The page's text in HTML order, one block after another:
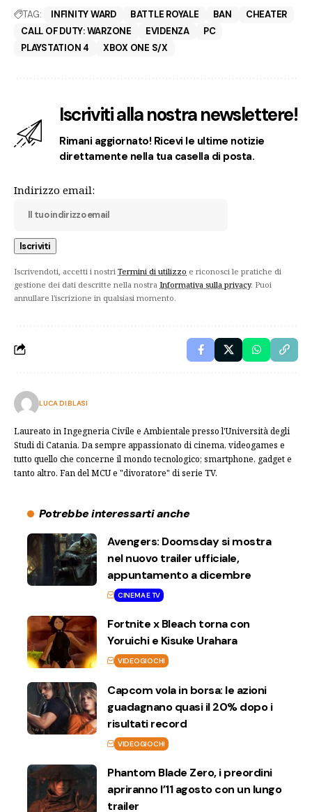
TAG: INFINITY WARD BATTLE ROYALE BAN
CHEATER
CALL OF DUTY: WARZONE
EVIDENZA
PC
PLAYSTATION 4
XBOX ONE S/X
Iscriviti alla nostra newslettere!
Rimani aggiornato! Ricevi le ultime notizie
direttamente nella tua casella di posta.
Indirizzo email:
Iscrivendoti, accetti i nostri Termini di utilizzo e riconosci le pratiche di
gestione dei dati descritte nella nostra Informativa sulla privacy. Puoi
annullare l'iscrizione in qualsiasi momento.
LUCA DI BLASI
Laureato in Ingegneria Civile e Ambientale presso l'Università degli
Studi di Catania. Da sempre appassionato di cinema, videogames e
tutto quello che concerne il mondo tecnologico; smartphone, gadget e
tanto altro. Fan del MCU e "divoratore" di serie TV.
Potrebbe interessarti anche
Avengers: Doomsday si mostra
nel nuovo trailer ufficiale,
appuntamento a dicembre
CINEMA E TV
Fortnite x Bleach torna con
Yoruichi e Kisuke Urahara
VIDEOGIOCHI
Capcom vola in borsa: le azioni
guadagnano quasi il 20% dopo i
risultati record
VIDEOGIOCHI
Phantom Blade Zero, i preordini
apriranno l’11 agosto con un lungo
trailer